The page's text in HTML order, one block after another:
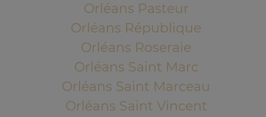
Orléans Pasteur
Orléans République
Orléans Roseraie
Orléans Saint Marc
Orléans Saint Marceau
Orléans Saint Vincent